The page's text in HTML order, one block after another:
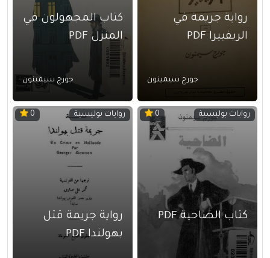
رواية جريمة في
الريفييرا PDF
جورج سيمينون
كتاب المجهولون في
المنزل PDF
جورج سيمينون
روايات بوليسية 0
كتاب الضاحية PDF
روايات بوليسية 0
رواية جريمة قتل
بهولندا PDF